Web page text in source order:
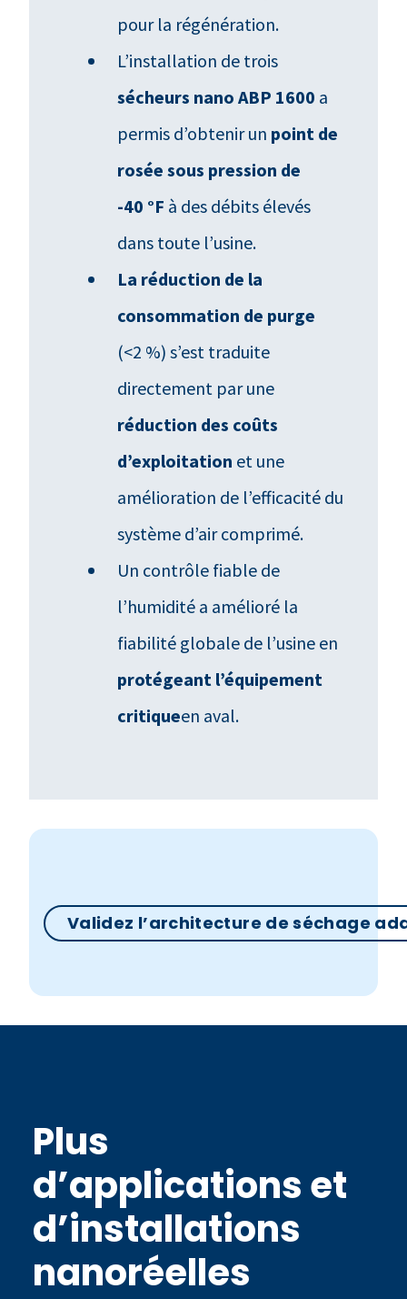
pour la régénération.
L’installation de trois
sécheurs nano ABP 1600 a
permis d’obtenir un point de
rosée sous pression de
-40 °F à des débits élevés
dans toute l’usine.
La réduction de la
consommation de purge
(<2 %) s’est traduite
directement par une
réduction des coûts
d’exploitation et une
amélioration de l’efficacité du
système d’air comprimé.
Un contrôle fiable de
l’humidité a amélioré la
fiabilité globale de l’usine en
protégeant l’équipement
critiqueen aval.
Validez l’architecture de séchage
Plus
d’applications et
d’installations
nanoréelles